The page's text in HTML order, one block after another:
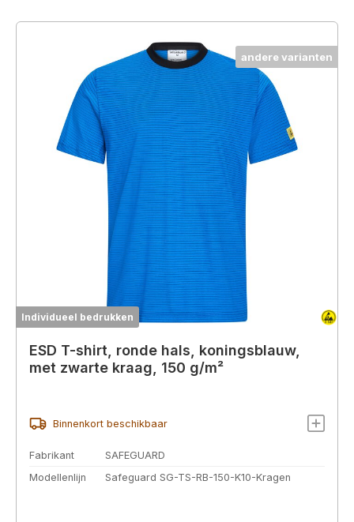
andere varianten
Individueel bedrukken
ESD T-shirt, ronde hals, koningsblauw,
met zwarte kraag, 150 g/m²
Binnenkort beschikbaar
Fabrikant
SAFEGUARD
Modellenlijn
Safeguard SG-TS-RB-150-K10-Kragen